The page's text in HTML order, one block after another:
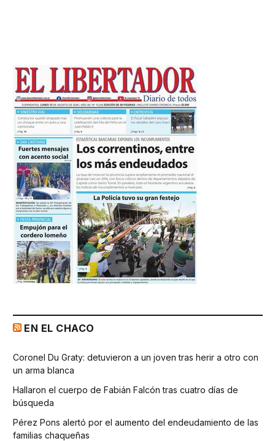
EN EL CHACO
Coronel Du Graty: detuvieron a un joven tras herir a otro con
un arma blanca
Hallaron el cuerpo de Fabián Falcón tras cuatro días de
búsqueda
Pérez Pons alertó por el aumento del endeudamiento de las
familias chaqueñas